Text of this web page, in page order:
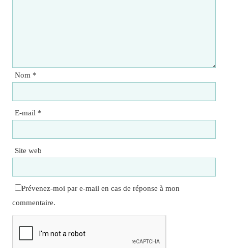
Nom *
E-mail *
Site web
Prévenez-moi par e-mail en cas de réponse à mon
commentaire.